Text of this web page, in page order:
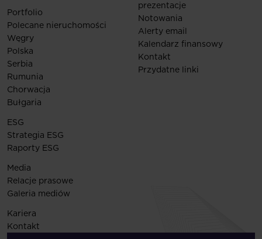
Portfolio
Polecane nieruchomości
Węgry
Polska
Serbia
Rumunia
Chorwacja
Bułgaria
prezentacje
Notowania
Alerty email
Kalendarz finansowy
Kontakt
Przydatne linki
ESG
Strategia ESG
Raporty ESG
Media
Relacje prasowe
Galeria mediów
Kariera
Kontakt